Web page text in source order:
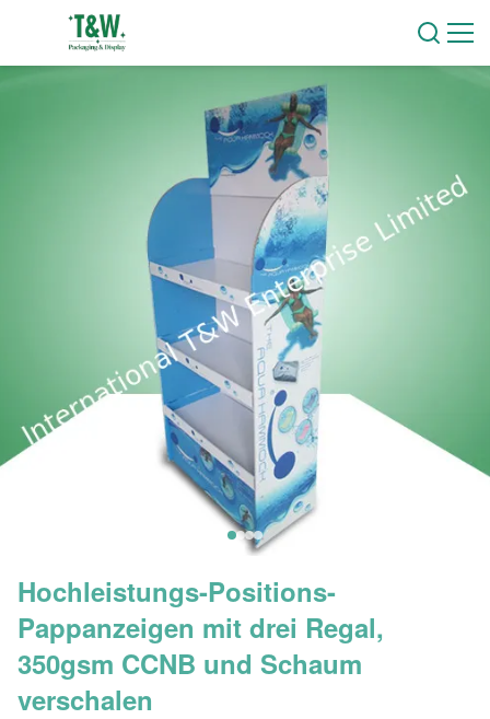
Hochleistungs-Positions-
Pappanzeigen mit drei Regal,
350gsm CCNB und Schaum
verschalen